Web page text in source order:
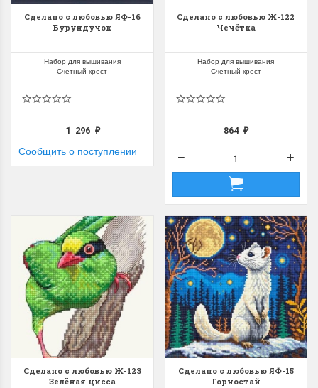
Сделано с любовью ЯФ-16
Бурундучок
Набор для вышивания
Счетный крест
1 296 ₽
Сообщить о поступлении
Сделано с любовью Ж-122
Чечётка
Набор для вышивания
Счетный крест
864₽
Сделано с любовью Ж-123
Зелёная цисса
Сделано с любовью ЯФ-15
Горностай